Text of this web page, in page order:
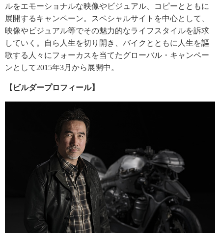
ルをエモーショナルな映像やビジュアル、コピーとともに
展開するキャンペーン。スペシャルサイトを中心として、
映像やビジュアル等でその魅力的なライフスタイルを訴求
していく。自ら人生を切り開き、バイクとともに人生を謳
歌する人々にフォーカスを当てたグローバル・キャンペー
ンとして2015年3月から展開中。
【ビルダープロフィール】